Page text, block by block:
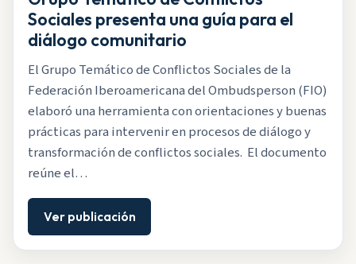
Sociales presenta una guía para el
diálogo comunitario
El Grupo Temático de Conflictos Sociales de la
Federación Iberoamericana del Ombudsperson (FIO)
elaboró una herramienta con orientaciones y buenas
prácticas para intervenir en procesos de diálogo y
transformación de conflictos sociales. El documento
reúne el…
Ver publicación